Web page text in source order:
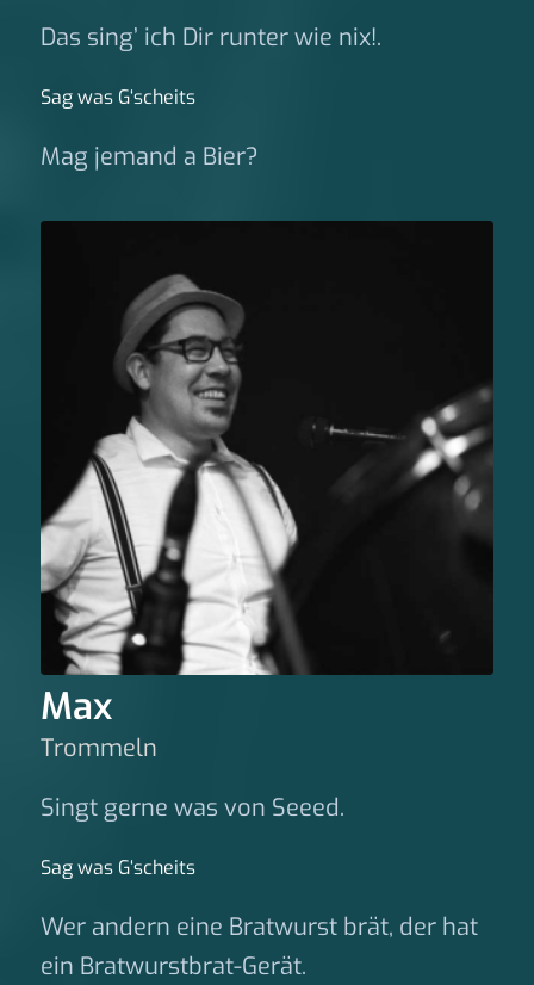
Das sing’ ich Dir runter wie nix!.
Sag was G‘scheits
Mag jemand a Bier?
Max
Trommeln
Singt gerne was von Seeed.
Sag was G‘scheits
Wer andern eine Bratwurst brät, der hat
ein Bratwurstbrat-Gerät.